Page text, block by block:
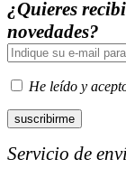
¿Quieres
novedades?
He leído y
Servicio de